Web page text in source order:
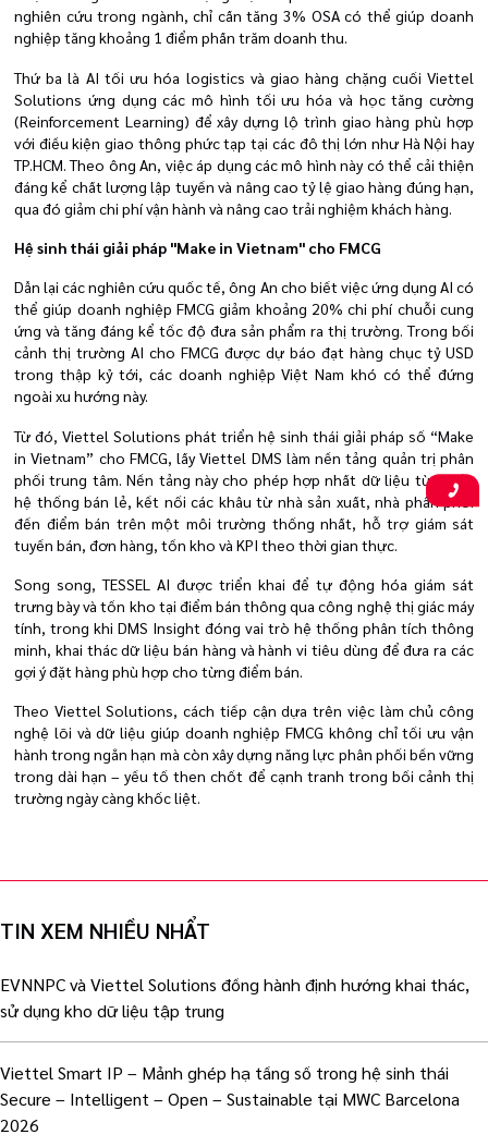
nghiên cứu trong ngành, chỉ cần tăng 3% OSA có thể giúp doanh
nghiệp tăng khoảng 1 điểm phần trăm doanh thu.
Thứ ba là AI tối ưu hóa logistics và giao hàng chặng cuối Viettel
Solutions ứng dụng các mô hình tối ưu hóa và học tăng cường
(Reinforcement Learning) để xây dựng lộ trình giao hàng phù hợp
với điều kiện giao thông phức tạp tại các đô thị lớn như Hà Nội hay
TP.HCM. Theo ông An, việc áp dụng các mô hình này có thể cải thiện
đáng kể chất lượng lập tuyến và nâng cao tỷ lệ giao hàng đúng hạn,
qua đó giảm chi phí vận hành và nâng cao trải nghiệm khách hàng.
Hệ sinh thái giải pháp "Make in Vietnam" cho FMCG
Dẫn lại các nghiên cứu quốc tế, ông An cho biết việc ứng dụng AI có
thể giúp doanh nghiệp FMCG giảm khoảng 20% chi phí chuỗi cung
ứng và tăng đáng kể tốc độ đưa sản phẩm ra thị trường. Trong bối
cảnh thị trường AI cho FMCG được dự báo đạt hàng chục tỷ USD
trong thập kỷ tới, các doanh nghiệp Việt Nam khó có thể đứng
ngoài xu hướng này.
Từ đó, Viettel Solutions phát triển hệ sinh thái giải pháp số “Make
in Vietnam” cho FMCG, lấy Viettel DMS làm nền tảng quản trị phân
phối trung tâm. Nền tảng này cho phép hợp nhất dữ liệu từ nhiều
hệ thống bán lẻ, kết nối các khâu từ nhà sản xuất, nhà phân phối
đến điểm bán trên một môi trường thống nhất, hỗ trợ giám sát
tuyến bán, đơn hàng, tồn kho và KPI theo thời gian thực.
Song song, TESSEL AI được triển khai để tự động hóa giám sát
trưng bày và tồn kho tại điểm bán thông qua công nghệ thị giác máy
tính, trong khi DMS Insight đóng vai trò hệ thống phân tích thông
minh, khai thác dữ liệu bán hàng và hành vi tiêu dùng để đưa ra các
gợi ý đặt hàng phù hợp cho từng điểm bán.
Theo Viettel Solutions, cách tiếp cận dựa trên việc làm chủ công
nghệ lõi và dữ liệu giúp doanh nghiệp FMCG không chỉ tối ưu vận
hành trong ngắn hạn mà còn xây dựng năng lực phân phối bền vững
trong dài hạn – yếu tố then chốt để cạnh tranh trong bối cảnh thị
trường ngày càng khốc liệt.
TIN XEM NHIỀU NHẨT
EVNNPC và Viettel Solutions đồng hành định hướng khai thác,
sử dụng kho dữ liệu tập trung
Viettel Smart IP – Mảnh ghép hạ tầng số trong hệ sinh thái
Secure – Intelligent – Open – Sustainable tại MWC Barcelona
2026